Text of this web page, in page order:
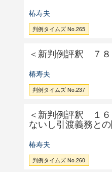
椿寿夫
判例タイムズ No.265
＜新判例評釈 ７
椿寿夫
判例タイムズ No.237
＜新判例評釈 １６
ないし引渡義務と
椿寿夫
判例タイムズ No.260